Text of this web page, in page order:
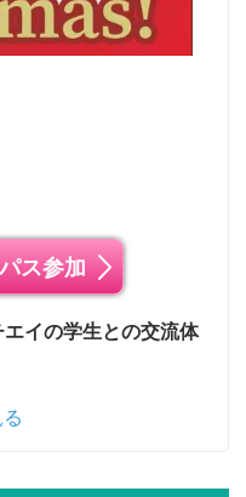
ス参加
イの学生との交流体